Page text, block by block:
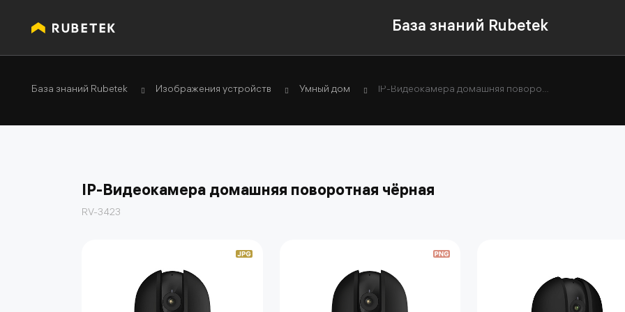
База знаний Rubetek
База знаний Rubetek Изображения устройств Умный дом IP-Видеокамера домашняя поворотная чёрная
IP-Видеокамера домашняя поворотная чёрная
RV-3423